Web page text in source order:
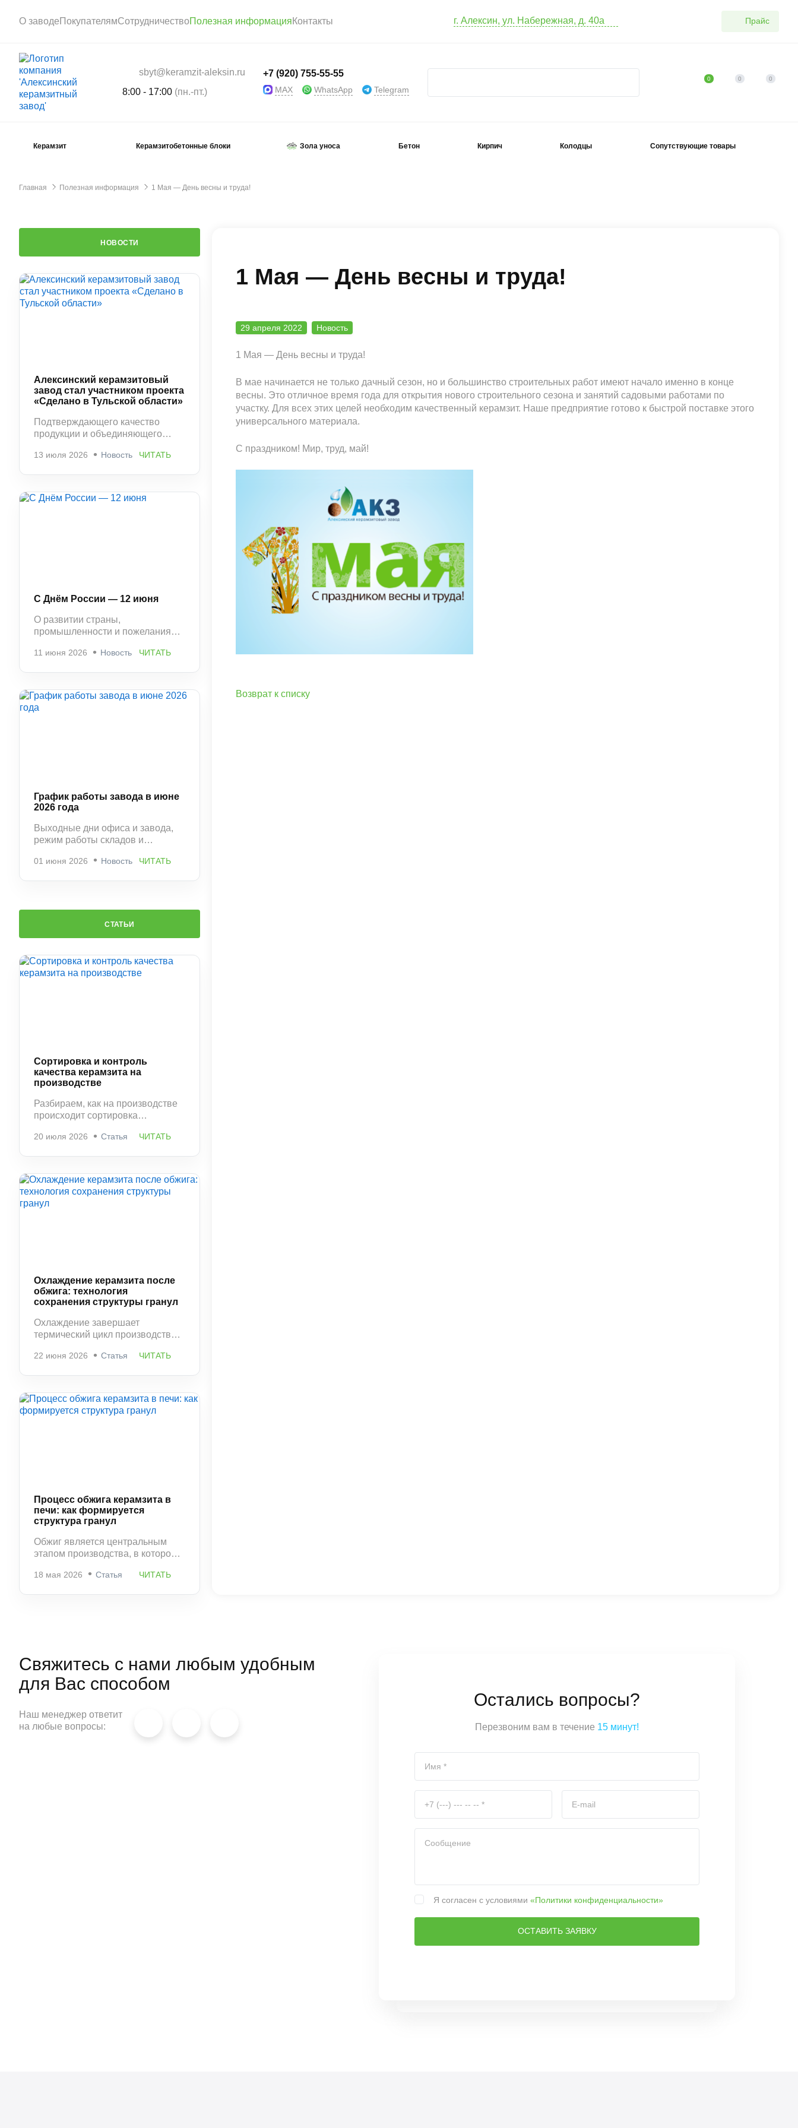
О заводе ПокупателямСотрудничествоПолезная информация Контакты г. Алексин, ул. Набережная, д. 40а Прайс
sbyt@keramzit-aleksin.ru
8:00 - 17:00(пн.-пт.)
+7 (920) 755-55-55
MAX WhatsApp Telegram
0 0 0
Керамзит Керамзитобетонные блоки Зола уноса Бетон Кирпич Колодцы Сопутствующие товары
Главная Полезная информация 1 Мая — День весны и труда!
НОВОСТИ
Алексинский керамзитовый
завод стал участником проекта
«Сделано в Тульской области»
Подтверждающего качество
продукции и объединяющего
региона.
13 июля 2026 Новость ЧИТАТЬ
С Днём России — 12 июня
О развитии страны,
промышленности и пожелания
11 июня 2026 Новость ЧИТАТЬ
График работы завода в июне
2026 года
Выходные дни офиса и завода,
режим работы складов и
01 июня 2026 Новость ЧИТАТЬ
СТАТЬИ
Сортировка и контроль
качества керамзита на
производстве
Разбираем, как на производстве
происходит сортировка
контроль качества. Какие
влияет на свойства материала.
20 июля 2026 Статья ЧИТАТЬ
Охлаждение керамзита после
обжига: технология
сохранения структуры гранул
Охлаждение завершает
термический цикл производства и
материала, сформированную в
прочность, стабильную
пористость и устойчивость к
разрушению.
22 июня 2026 Статья ЧИТАТЬ
Процесс обжига керамзита в
печи: как формируется
структура гранул
Обжиг является центральным
этапом производства, в котором
свойства керамзита. Именно
18 мая 2026 Статья ЧИТАТЬ
1 Мая — День весны и труда!
29 апреля 2022 Новость
1 Мая — День весны и труда!
В мае начинается не только дачный сезон, но и большинство строительных работ имеют начало именно в конце
весны. Это отличное время года для открытия нового строительного сезона и занятий садовыми работами по
участку. Для всех этих целей необходим качественный керамзит. Наше предприятие готово к быстрой поставке этого
универсального материала.
С праздником! Мир, труд, май!
Возврат к списку
Свяжитесь с нами любым удобным
для Вас способом
Наш менеджер ответит
на любые вопросы:
Остались вопросы?
Перезвоним вам в течение 15 минут!
Я согласен с условиями «Политики конфиденциальности»